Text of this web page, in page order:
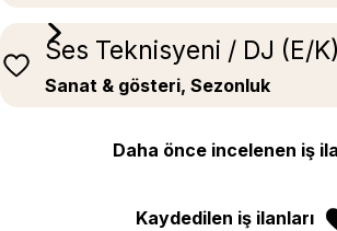
Ses Teknisyeni / DJ (E/K)
Sanat & gösteri, Sezonluk
Daha önce incelenen iş
Kaydedilen iş ilanları